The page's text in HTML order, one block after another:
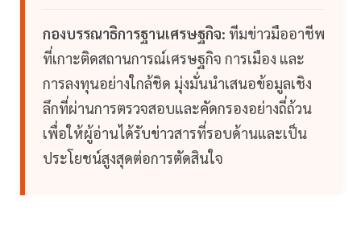
กองบรรณาธิการฐานเศรษฐกิจ: ทีมข่าวมืออาชีพ
ที่เกาะติดสถานการณ์เศรษฐกิจ การเมือง และ
การลงทุนอย่างใกล้ชิด มุ่งมั่นนำเสนอข้อมูลเชิง
ลึกที่ผ่านการตรวจสอบและคัดกรองอย่างถี่ถ้วน
เพื่อให้ผู้อ่านได้รับข่าวสารที่รอบด้านและเป็น
ประโยชน์สูงสุดต่อการตัดสินใจ